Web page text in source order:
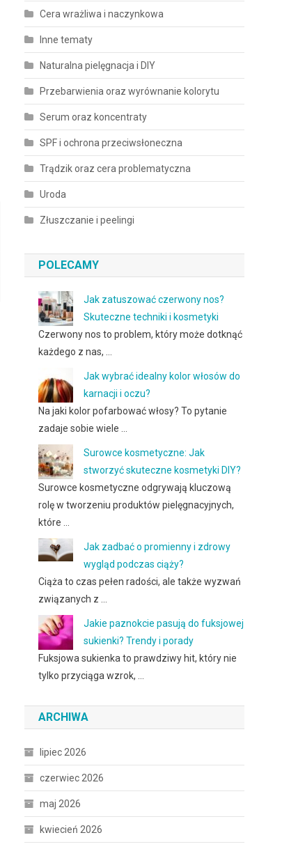
Cera wrażliwa i naczynkowa
Inne tematy
Naturalna pielęgnacja i DIY
Przebarwienia oraz wyrównanie kolorytu
Serum oraz koncentraty
SPF i ochrona przeciwsłoneczna
Trądzik oraz cera problematyczna
Uroda
Złuszczanie i peelingi
POLECAMY
Jak zatuszować czerwony nos?
Skuteczne techniki i kosmetyki
Czerwony nos to problem, który może dotknąć
każdego z nas, …
Jak wybrać idealny kolor włosów do
karnacji i oczu?
Na jaki kolor pofarbować włosy? To pytanie
zadaje sobie wiele …
Surowce kosmetyczne: Jak
stworzyć skuteczne kosmetyki DIY?
Surowce kosmetyczne odgrywają kluczową
rolę w tworzeniu produktów pielęgnacyjnych,
które …
Jak zadbać o promienny i zdrowy
wygląd podczas ciąży?
Ciąża to czas pełen radości, ale także wyzwań
związanych z …
Jakie paznokcie pasują do fuksjowej
sukienki? Trendy i porady
Fuksjowa sukienka to prawdziwy hit, który nie
tylko przyciąga wzrok, …
ARCHIWA
lipiec 2026
czerwiec 2026
maj 2026
kwiecień 2026